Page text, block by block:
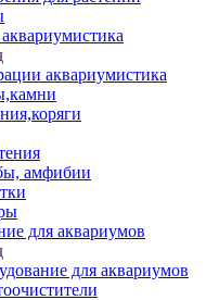
аквариумистика
амфибии
для аквариумов
для аквариумов